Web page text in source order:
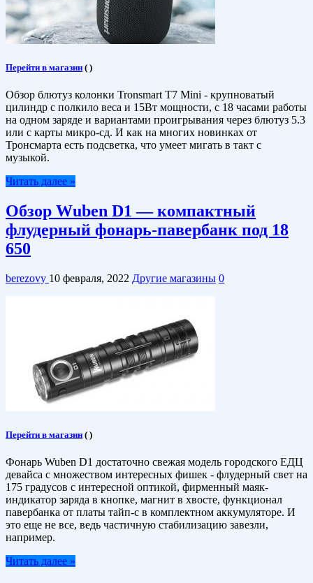
Перейти в магазин ( )
Обзор блютуз колонки Tronsmart T7 Mini - крупноватый
цилиндр с полкило веса и 15Вт мощности, с 18 часами работы
на одном заряде и вариантами проигрывания через блютуз 5.3
или с карты микро-сд. И как на многих новинках от
Тронсмарта есть подсветка, что умеет мигать в такт с
музыкой.
Читать далее »
Обзор Wuben D1 — компактный
флудерный фонарь-павербанк под 18
650
berezovy 10 февраля, 2022 Другие магазины 0
Перейти в магазин ( )
Фонарь Wuben D1 достаточно свежая модель городского ЕДЦ
девайса с множеством интересных фишек - флудерный свет на
175 градусов с интересной оптикой, фирменный маяк-
индикатор заряда в кнопке, магнит в хвосте, функционал
павербанка от платы тайп-с в комплектном аккумуляторе. И
это еще не все, ведь частичную стабилизацию завезли,
например.
Читать далее »